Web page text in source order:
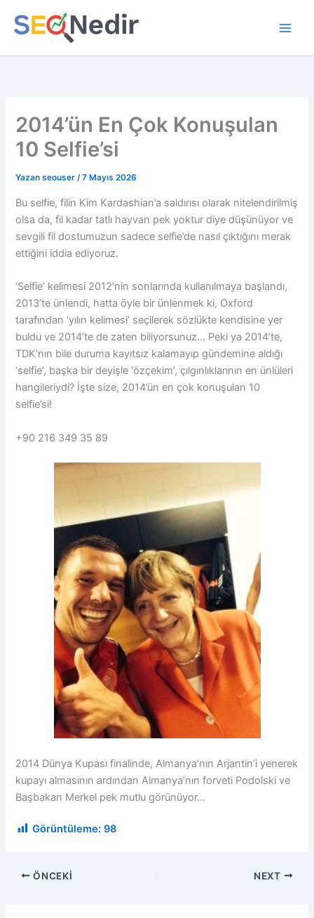
atla
2014’ün En Çok Konuşulan
10 Selfie’si
Yazan seouser/7 Mayıs 2026
Bu selfie, filin Kim Kardashian’a saldırısı olarak nitelendirilmiş
olsa da, fil kadar tatlı hayvan pek yoktur diye düşünüyor ve
sevgili fil dostumuzun sadece selfie’de nasıl çıktığını merak
ettiğini iddia ediyoruz.
‘Selfie’ kelimesi 2012’nin sonlarında kullanılmaya başlandı,
2013’te ünlendi, hatta öyle bir ünlenmek ki, Oxford
tarafından ‘yılın kelimesi’ seçilerek sözlükte kendisine yer
buldu ve 2014’te de zaten biliyorsunuz… Peki ya 2014’te,
TDK’nın bile duruma kayıtsız kalamayıp gündemine aldığı
‘selfie’, başka bir deyişle ‘özçekim’, çılgınlıklarının en ünlüleri
hangileriydi? İşte size, 2014’ün en çok konuşulan 10
selfie’si!
+90 216 349 35 89
2014 Dünya Kupası finalinde, Almanya’nın Arjantin’i yenerek
kupayı almasının ardından Almanya’nın forveti Podolski ve
Başbakan Merkel pek mutlu görünüyor…
Görüntüleme: 98
ÖNCEKI NEXT